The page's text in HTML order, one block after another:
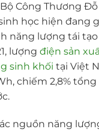
Công Thương Đỗ
học hiện đang
năng lượng tái tạo
lượng điện sản
sinh khối tại Việt
chiếm 2,8%
nguồn năng